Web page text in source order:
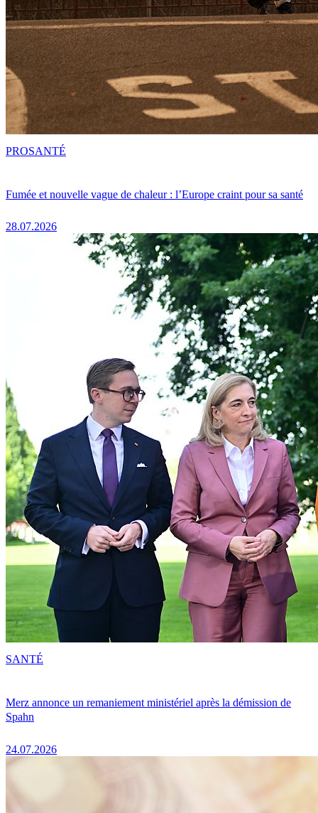
Fumée et nouvelle vague de chaleur : l’Europe craint pour sa santé
28.07.2026
PROSANTÉ
Merz annonce un remaniement ministériel après la démission de
Spahn
24.07.2026
SANTÉ